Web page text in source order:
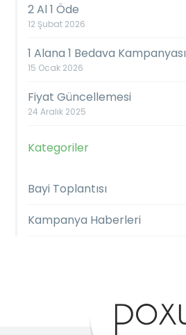
2 Al 1 Öde
12 Şubat 2026
1 Alana 1 Bedava Kampanyası
15 Ocak 2026
Fiyat Güncellemesi
24 Aralık 2025
Kategoriler
Bayi Toplantısı
Kampanya Haberleri